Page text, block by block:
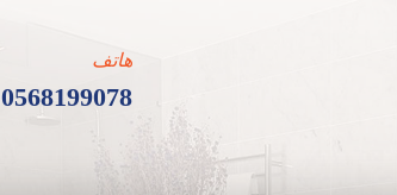
هاتف
0568199078